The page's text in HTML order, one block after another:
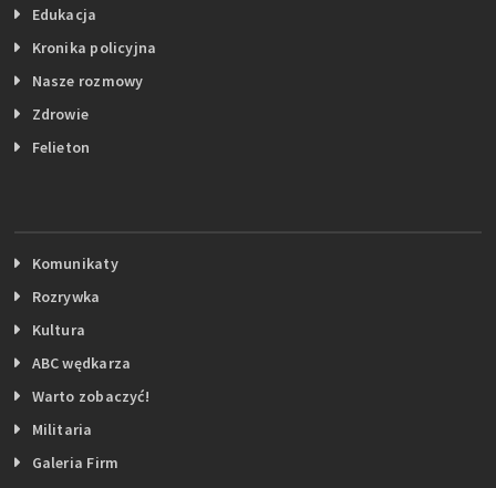
Edukacja
Kronika policyjna
Nasze rozmowy
Zdrowie
Felieton
Komunikaty
Rozrywka
Kultura
ABC wędkarza
Warto zobaczyć!
Militaria
Galeria Firm